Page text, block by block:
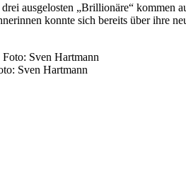
ausgelosten „Brillionäre“ kommen
konnte sich bereits über ihre
Sven Hartmann